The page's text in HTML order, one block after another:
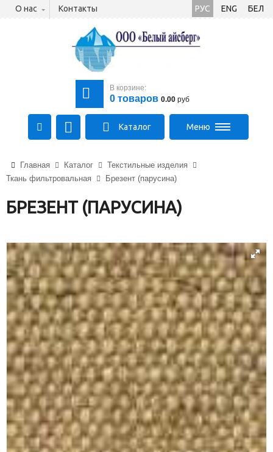
О нас Контакты РУС ENG БЕЛ
В корзине:
0 товаров 0.00 руб
+375 (29) 710-23-43
+375 (33) 315-03-03
aysberg-sales@yandex.by
Каталог Меню
Главная Каталог
Текстильные изделия
Ткань фильтровальная
Брезент (парусина)
БРЕЗЕНТ (ПАРУСИНА)